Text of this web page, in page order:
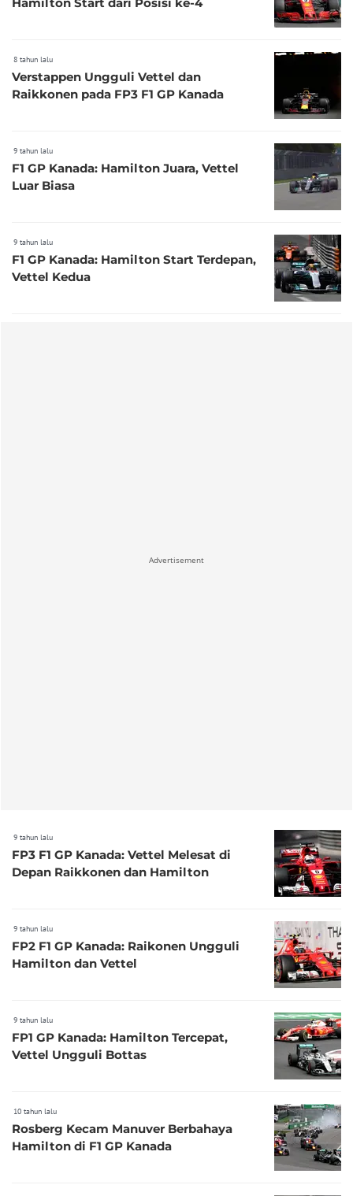
8 tahun lalu
Verstappen Ungguli Vettel dan
Raikkonen pada FP3 F1 GP Kanada
9 tahun lalu
F1 GP Kanada: Hamilton Juara, Vettel
Luar Biasa
9 tahun lalu
F1 GP Kanada: Hamilton Start Terdepan,
Vettel Kedua
Advertisement
9 tahun lalu
FP3 F1 GP Kanada: Vettel Melesat di
Depan Raikkonen dan Hamilton
9 tahun lalu
FP2 F1 GP Kanada: Raikonen Ungguli
Hamilton dan Vettel
9 tahun lalu
FP1 GP Kanada: Hamilton Tercepat,
Vettel Ungguli Bottas
10 tahun lalu
Rosberg Kecam Manuver Berbahaya
Hamilton di F1 GP Kanada